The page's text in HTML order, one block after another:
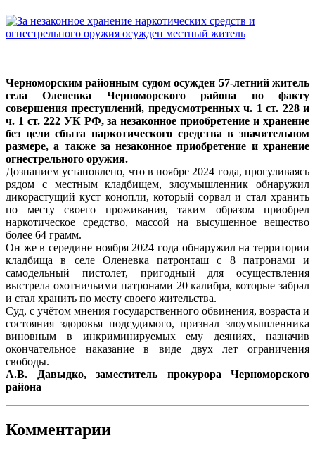
Черноморским районным судом осужден 57-летний житель
села Оленевка Черноморского района по факту
совершения преступлений, предусмотренных ч. 1 ст. 228 и
ч. 1 ст. 222 УК РФ, за незаконное приобретение и хранение
без цели сбыта наркотического средства в значительном
размере, а также за незаконное приобретение и хранение
огнестрельного оружия.
Дознанием установлено, что в ноябре 2024 года, прогуливаясь
рядом с местным кладбищем, злоумышленник обнаружил
дикорастущий куст конопли, который сорвал и стал хранить
по месту своего проживания, таким образом приобрел
наркотическое средство, массой на высушенное вещество
более 64 грамм.
Он же в середине ноября 2024 года обнаружил на территории
кладбища в селе Оленевка патронташ с 8 патронами и
самодельный пистолет, пригодный для осуществления
выстрела охотничьими патронами 20 калибра, которые забрал
и стал хранить по месту своего жительства.
Суд, с учётом мнения государственного обвинения, возраста и
состояния здоровья подсудимого, признал злоумышленника
виновным в инкриминируемых ему деяниях, назначив
окончательное наказание в виде двух лет ограничения
свободы.
А.В. Давыдко, заместитель прокурора Черноморского
района
Комментарии